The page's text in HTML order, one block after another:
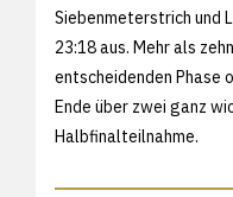
Siebenmeterstrich und
23:18 aus. Mehr als
entscheidenden Phase
Ende über zwei ganz
Halbfinalteilnahme.